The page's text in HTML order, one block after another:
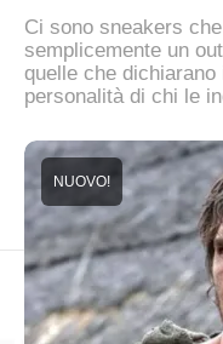
Ci sono sneakers
semplicemente un
quelle che
personalità di chi le
NUOVO!